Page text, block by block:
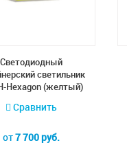
Cветодиодный
светильник
Hexagon (желтый)
Сравнить
от7 700 руб.